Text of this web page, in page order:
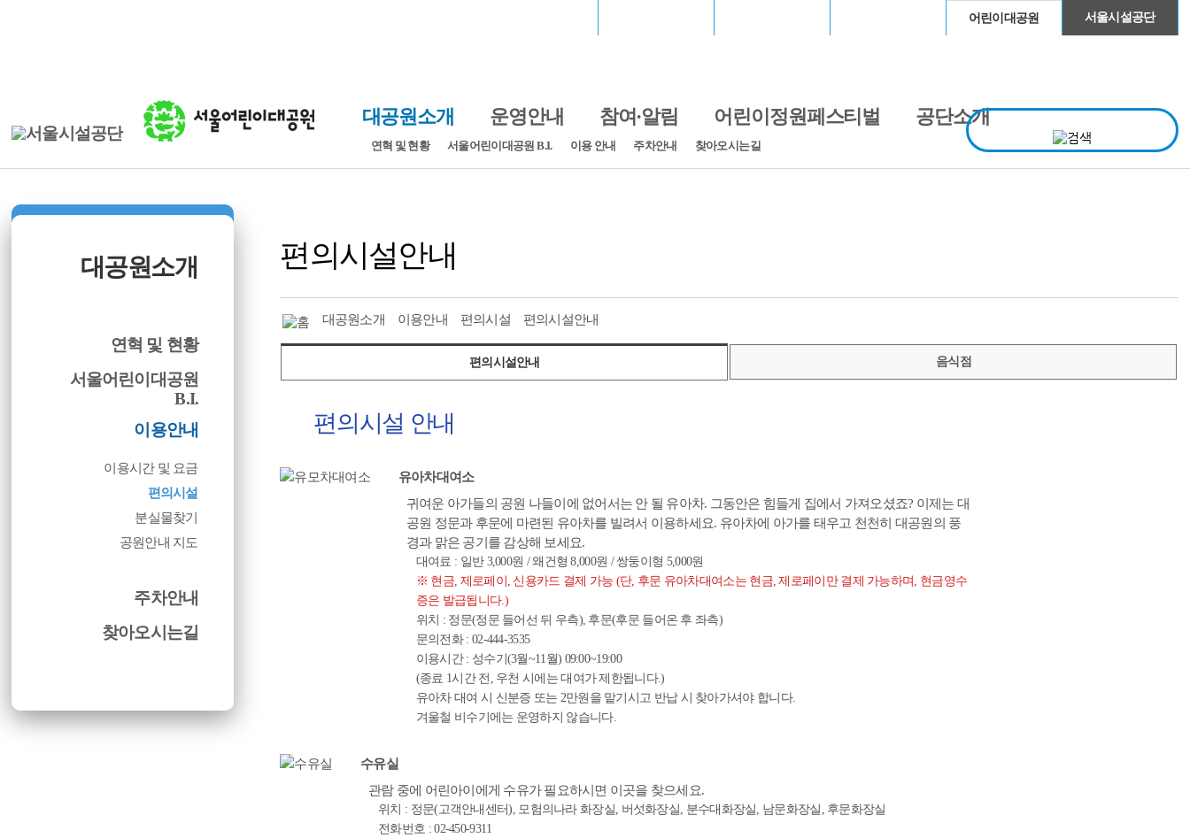
어린이대공원 서울시설공단
대공원소개
연혁 및 현황 서울어린이대공원 B.I. 이용 안내 주차안내 찾아오시는길
운영안내 참여·알림 어린이정원페스티벌 공단소개
대공원소개
연혁 및 현황
서울어린이대공원
B.I.
이용안내
이용시간 및 요금
편의시설
분실물찾기
공원안내 지도
주차안내
찾아오시는길
편의시설안내
대공원소개 이용안내 편의시설 편의시설안내
편의시설안내 음식점
편의시설 안내
유아차대여소
귀여운 아가들의 공원 나들이에 없어서는 안 될 유아차. 그동안은 힘들게 집에서 가져오셨죠? 이제는 대
공원 정문과 후문에 마련된 유아차를 빌려서 이용하세요. 유아차에 아가를 태우고 천천히 대공원의 풍
경과 맑은 공기를 감상해 보세요.
대여료 : 일반 3,000원 / 왜건형 8,000원 / 쌍둥이형 5,000원
※ 현금, 제로페이, 신용카드 결제 가능 (단, 후문 유아차대여소는 현금, 제로페이만 결제 가능하며, 현금영수
증은 발급됩니다.)
위치 : 정문(정문 들어선 뒤 우측), 후문(후문 들어온 후 좌측)
문의전화 : 02-444-3535
이용시간 : 성수기(3월~11월) 09:00~19:00
(종료 1시간 전, 우천 시에는 대여가 제한됩니다.)
유아차 대여 시 신분증 또는 2만원을 맡기시고 반납 시 찾아가셔야 합니다.
겨울철 비수기에는 운영하지 않습니다.
수유실
관람 중에 어린아이에게 수유가 필요하시면 이곳을 찾으세요.
위치 : 정문(고객안내센터), 모험의나라 화장실, 버섯화장실, 분수대화장실, 남문화장실, 후문화장실
전화번호 : 02-450-9311